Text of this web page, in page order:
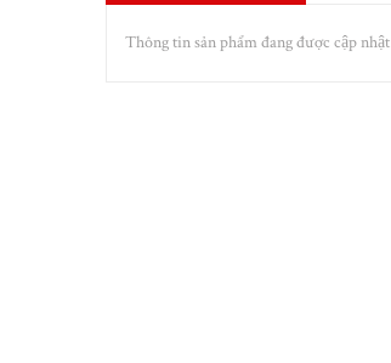
Thông tin sản phẩm đang được cập nhật